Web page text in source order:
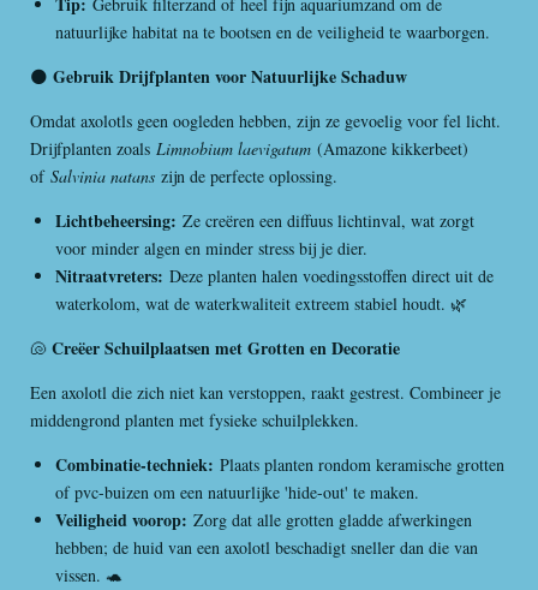
natuurlijke habitat na te bootsen en de veiligheid te waarborgen.
🌑 Gebruik Drijfplanten voor Natuurlijke Schaduw
Omdat axolotls geen oogleden hebben, zijn ze gevoelig voor fel licht.
Drijfplanten zoals Limnobium laevigatum (Amazone kikkerbeet)
of Salvinia natans zijn de perfecte oplossing.
Lichtbeheersing: Ze creëren een diffuus lichtinval, wat zorgt
voor minder algen en minder stress bij je dier.
Nitraatvreters: Deze planten halen voedingsstoffen direct uit de
waterkolom, wat de waterkwaliteit extreem stabiel houdt. 🌿
🐚 Creëer Schuilplaatsen met Grotten en Decoratie
Een axolotl die zich niet kan verstoppen, raakt gestrest. Combineer je
middengrond planten met fysieke schuilplekken.
Combinatie-techniek: Plaats planten rondom keramische grotten
of pvc-buizen om een natuurlijke 'hide-out' te maken.
Veiligheid voorop: Zorg dat alle grotten gladde afwerkingen
hebben; de huid van een axolotl beschadigt sneller dan die van
vissen. 🐢